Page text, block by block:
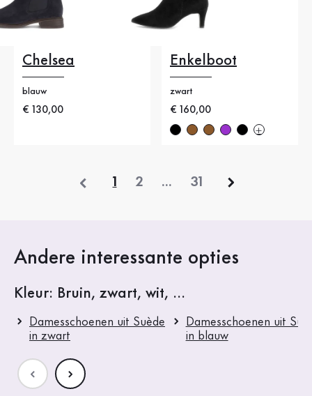
Chelsea
blauw
Nieuwe prijs
€ 130,00
Enkelboot
zwart
Nieuwe prijs
€ 160,00
1 2 ... 31
Andere interessante opties
Kleur: Bruin, zwart, wit, ...
Damesschoenen uit Suède
in zwart
Damesschoenen uit
in blauw